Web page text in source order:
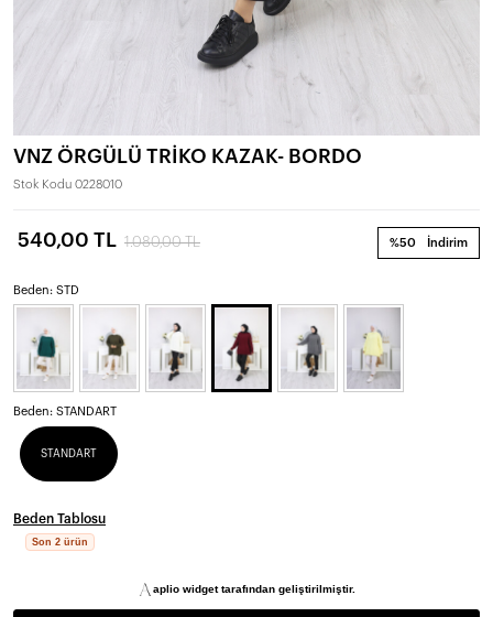
VNZ ÖRGÜLÜ TRİKO KAZAK- BORDO
Stok Kodu 0228010
%50 İndirim
540,00 TL 1.080,00 TL
Beden: STD
Beden: STANDART
STANDART
Beden Tablosu
Son 2 ürün
aplio widget tarafından geliştirilmiştir.